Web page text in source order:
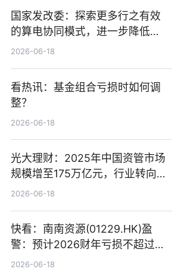
国家发改委：探索更多行之有效
的算电协同模式，进一步降低网
络传输时延_最资讯
2026-06-18
看热讯：基金组合亏损时如何调
整？
2026-06-18
光大理财：2025年中国资管市场
规模增至175万亿元，行业转向
“量质并重”
2026-06-18
快看：南南资源(01229.HK)盈
警：预计2026财年亏损不超过
1000万港元
2026-06-18